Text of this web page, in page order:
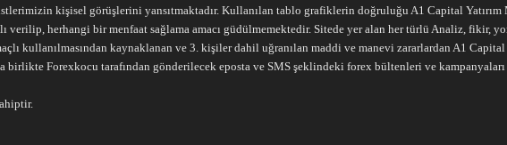
kişisel görüşlerini yansıtmaktadır. Kullanılan tablo grafiklerin doğruluğu A1 Capital Yatırım
herhangi bir menfaat sağlama amacı güdülmemektedir. Sitede yer alan her türlü Analiz, fikir,
kullanılmasından kaynaklanan ve 3. kişiler dahil uğranılan maddi ve manevi zararlardan A1 Capital
Forexkocu tarafından gönderilecek eposta ve SMS şeklindeki forex bültenleri ve kampanyaları